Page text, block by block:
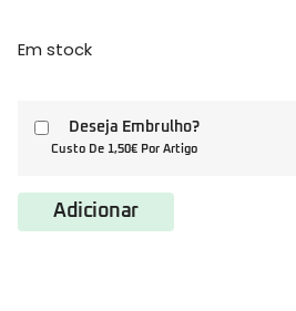
Em stock
Deseja Embrulho?
Custo De 1,50€ Por Artigo
Adicionar